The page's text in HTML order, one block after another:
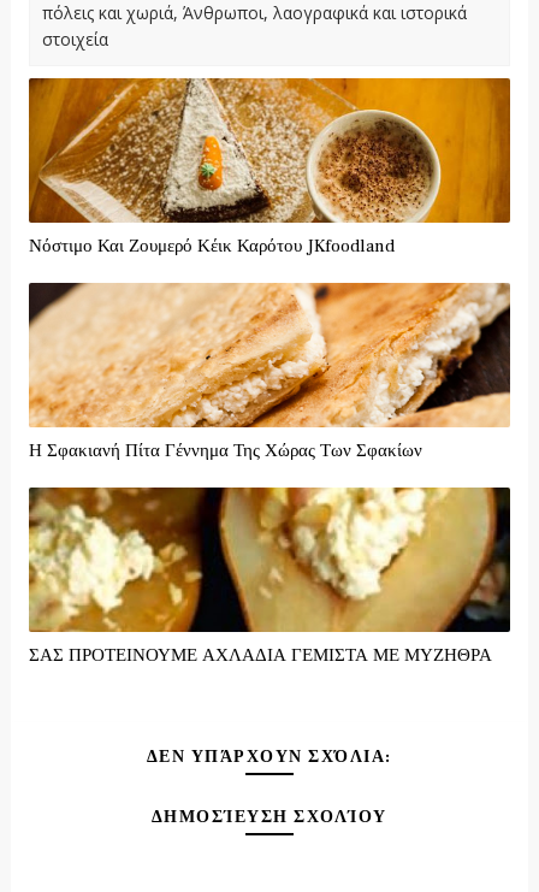
πόλεις και χωριά, Άνθρωποι, λαογραφικά και ιστορικά
στοιχεία
Νόστιμο Και Ζουμερό Κέικ Καρότου JKfoodland
Η Σφακιανή Πίτα Γέννημα Της Χώρας Των Σφακίων
ΣΑΣ ΠΡΟΤΕΙΝΟΥΜΕ ΑΧΛΑΔΙΑ ΓΕΜΙΣΤΑ ΜΕ ΜΥΖΗΘΡΑ
ΔΕΝ ΥΠΆΡΧΟΥΝ ΣΧΌΛΙΑ:
ΔΗΜΟΣΊΕΥΣΗ ΣΧΟΛΊΟΥ